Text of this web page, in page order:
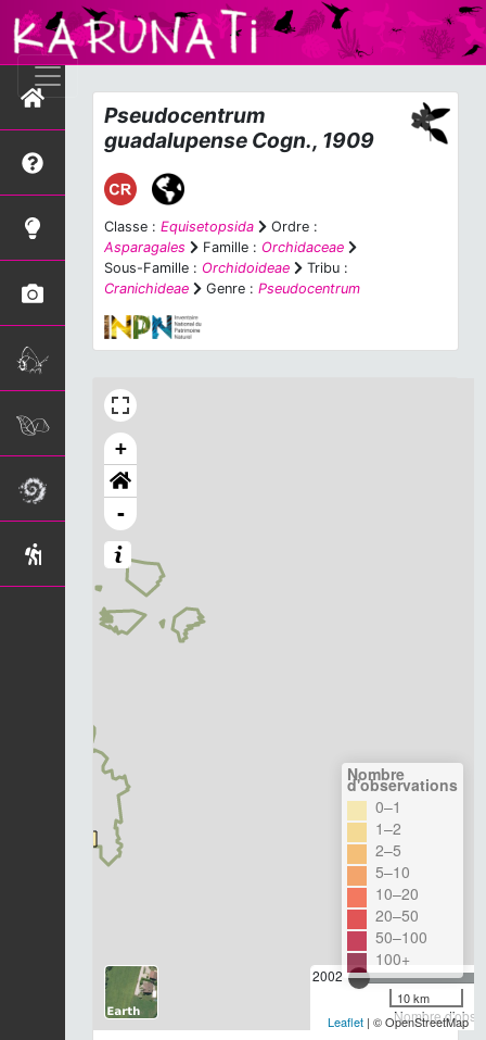
Pseudocentrum
guadalupense Cogn., 1909
Classe : Equisetopsida
Ordre :
Asparagales
Famille : Orchidaceae
Sous-Famille : Orchidoideae
Tribu :
Cranichideae
Genre : Pseudocentrum
+
-
2002
Nombre
Nombre
d'observations
0–1
1–2
2–5
5–10
10–20
20–50
50–100
100+
10 km
Leaflet | © OpenStreetMap